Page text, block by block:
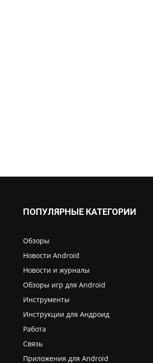
ПОПУЛЯРНЫЕ КАТЕГОРИИ
Обзоры
Новости Android
Новости и журналы
Обзоры игр для Android
Инструменты
Инструкции для Андроид
Работа
Связь
Приложения для Android